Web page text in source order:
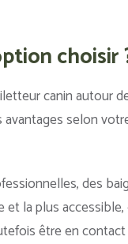
choisir
canin autour
selon
des
la plus
être en contact